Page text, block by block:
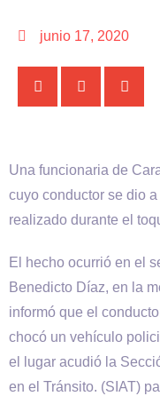
junio 17, 2020
Una funcionaria de
cuyo conductor se dio
realizado durante el
El hecho ocurrió en el
Benedicto Díaz, en la
informó que el
chocó un vehículo
el lugar acudió la
en el Tránsito. (SIAT)